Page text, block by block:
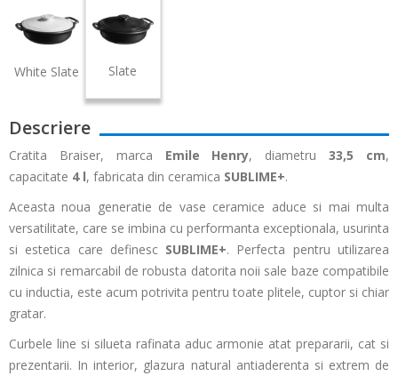
White Slate Slate
Descriere
Cratita Braiser, marca Emile Henry, diametru33,5 cm,
capacitate 4 l, fabricata din ceramica SUBLIME+.
Aceasta noua generatie de vase ceramice aduce si mai multa
versatilitate, care se imbina cu performanta exceptionala, usurinta
si estetica care definesc SUBLIME+. Perfecta pentru utilizarea
zilnica si remarcabil de robusta datorita noii sale baze compatibile
cu inductia, este acum potrivita pentru toate plitele, cuptor si chiar
gratar.
Curbele line si silueta rafinata aduc armonie atat prepararii, cat si
prezentarii. In interior, glazura natural antiaderenta si extrem de